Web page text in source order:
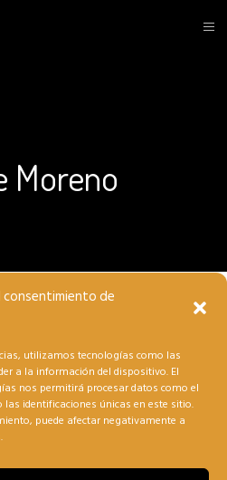
consentimiento de
utilizamos tecnologías como las
a la información del dispositivo. El
nos permitirá procesar datos como el
identificaciones únicas en este sitio.
puede afectar negativamente a
Moreno